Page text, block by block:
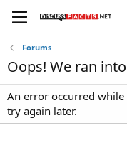
Forums
Oops! We ran
An error occurred while
try again later.